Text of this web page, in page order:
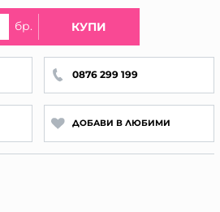
бр. КУПИ
0876 299 199
ДОБАВИ В ЛЮБИМИ